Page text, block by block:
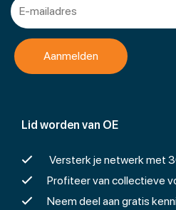
Lid worden van OE
Versterk je netwerk met
Profiteer van collectieve
Neem deel aan gratis